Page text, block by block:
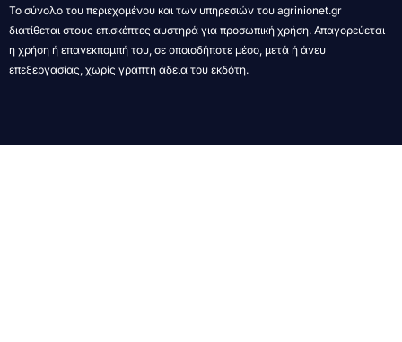
Το σύνολο του περιεχομένου και των υπηρεσιών του agrinionet.gr
διατίθεται στους επισκέπτες αυστηρά για προσωπική χρήση. Απαγορεύεται
η χρήση ή επανεκπομπή του, σε οποιοδήποτε μέσο, μετά ή άνευ
επεξεργασίας, χωρίς γραπτή άδεια του εκδότη.